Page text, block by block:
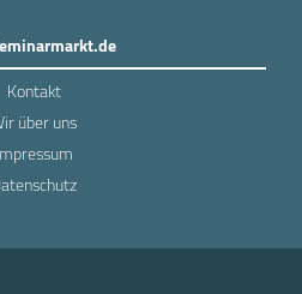
Kontakt
über uns